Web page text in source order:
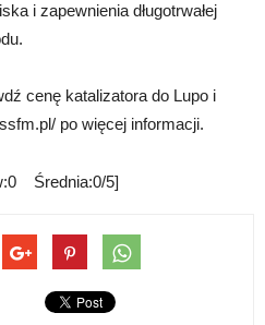
i zapewnienia długotrwałej
cenę katalizatora do Lupo i
po więcej informacji.
Średnia:0/5]